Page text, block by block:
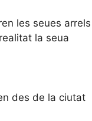
les seues arrels
la seua
des de la ciutat